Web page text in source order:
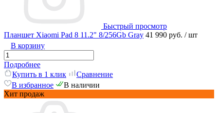
Быстрый просмотр
Планшет Xiaomi Pad 8 11.2" 8/256Gb Gray 41 990 руб. / шт
В корзину
Подробнее
Купить в 1 клик
Сравнение
В избранное
В наличии
Хит продаж